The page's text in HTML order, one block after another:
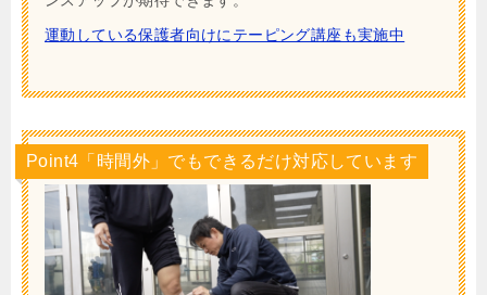
運動している保護者向けにテーピング講座も実施中
Point4「時間外」でもできるだけ対応しています